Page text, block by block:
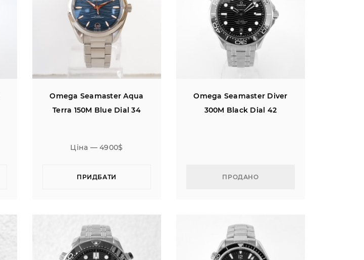
Omega Seamaster Aqua
Terra 150M Blue Dial 34
Ціна — 4900$
ПРИДБАТИ
Omega Seamaster Diver
300M Black Dial 42
ПРОДАНО